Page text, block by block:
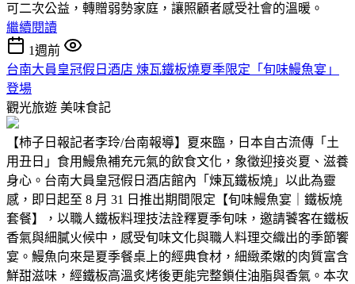
可二次公益，轉贈弱勢家庭，讓照顧者感受社會的溫暖。
繼續閱讀
1週前
台南大員皇冠假日酒店 煉瓦鐵板燒夏季限定「旬味鰻魚宴」
登場
觀光旅遊 美味食記
【柿子日報記者李玲/台南報導】夏來臨，日本自古流傳「土
用丑日」食用鰻魚補充元氣的飲食文化，象徵迎接炎夏、滋養
身心。台南大員皇冠假日酒店館內「煉瓦鐵板燒」以此為靈
感，即日起至 8 月 31 日推出期間限定【旬味鰻魚宴｜鐵板燒
套餐】，以職人鐵板料理技法詮釋夏季旬味，邀請饕客在鐵板
香氣與細膩火候中，感受旬味文化與職人料理交織出的季節饗
宴。鰻魚向來是夏季餐桌上的經典食材，細緻柔嫩的肉質富含
鮮甜滋味，經鐵板高溫炙烤後更能完整鎖住油脂與香氣。本次